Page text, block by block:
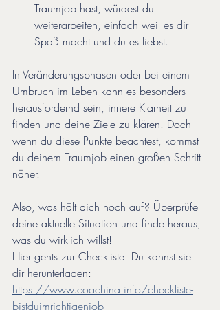
Traumjob hast, würdest du
weiterarbeiten, einfach weil es dir
Spaß macht und du es liebst.
In Veränderungsphasen oder bei einem
Umbruch im Leben kann es besonders
herausfordernd sein, innere Klarheit zu
finden und deine Ziele zu klären. Doch
wenn du diese Punkte beachtest, kommst
du deinem Traumjob einen großen Schritt
näher.
Also, was hält dich noch auf? Überprüfe
deine aktuelle Situation und finde heraus,
was du wirklich willst!
Hier gehts zur Checkliste. Du kannst sie
dir herunterladen:
https://www.coachina.info/checkliste-
bistduimrichtigenjob